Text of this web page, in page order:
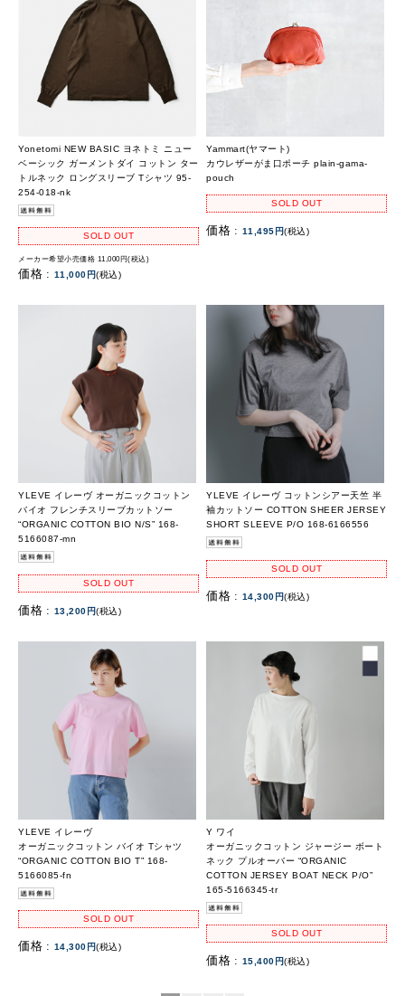
Yonetomi NEW BASIC ヨネトミ ニュー
ベーシック ガーメントダイ コットン ター
トルネック ロングスリーブ Tシャツ 95-
254-018-nk
SOLD OUT
メーカー希望小売価格 11,000円(税込)
価格 : 11,000円(税込)
Yammart(ヤマート)
カウレザーがま口ポーチ plain-gama-
pouch
SOLD OUT
価格 : 11,495円(税込)
YLEVE イレーヴ オーガニックコットン
バイオ フレンチスリーブカットソー
“ORGANIC COTTON BIO N/S” 168-
5166087-mn
SOLD OUT
価格 : 13,200円(税込)
YLEVE イレーヴ コットンシアー天竺 半
袖カットソー COTTON SHEER JERSEY
SHORT SLEEVE P/O 168-6166556
SOLD OUT
価格 : 14,300円(税込)
YLEVE イレーヴ
オーガニックコットン バイオ Tシャツ
“ORGANIC COTTON BIO T” 168-
5166085-fn
SOLD OUT
価格 : 14,300円(税込)
Y ワイ
オーガニックコットン ジャージー ボート
ネック プルオーバー “ORGANIC
COTTON JERSEY BOAT NECK P/O”
165-5166345-tr
SOLD OUT
価格 : 15,400円(税込)